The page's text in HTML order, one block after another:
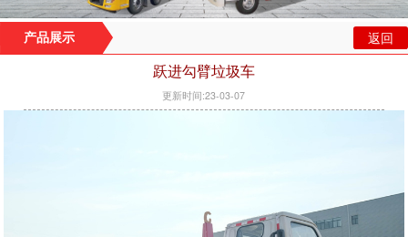
产品展示 返回
跃进勾臂垃圾车
更新时间:23-03-07